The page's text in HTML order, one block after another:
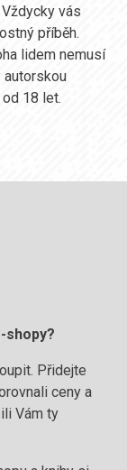
vás
příběh.
lidem nemusí
autorskou
18 let.
shopy?
Přidejte
ceny a
Vám ty